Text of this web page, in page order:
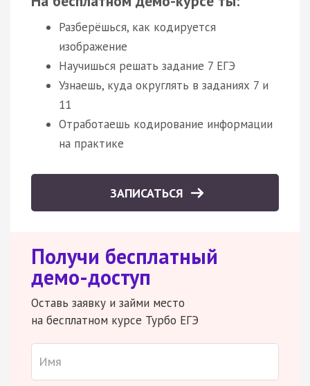
Разберёшься, как кодируется
изображение
Научишься решать задание 7 ЕГЭ
Узнаешь, куда округлять в заданиях 7 и
11
Отработаешь кодирование информации
на практике
ЗАПИСАТЬСЯ
Получи бесплатный
демо-доступ
Оставь заявку и займи место
на бесплатном курсе Турбо ЕГЭ